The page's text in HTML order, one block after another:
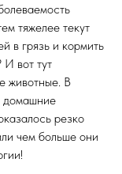
тяжелее текут
в грязь и кормить
И вот тут
животные. В
домашние
резко
чем больше они